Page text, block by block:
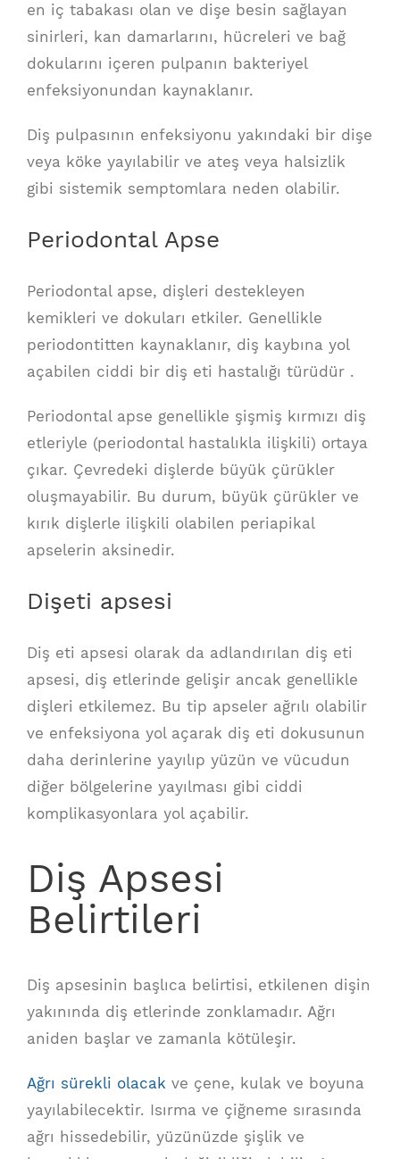
en iç tabakası olan ve dişe besin sağlayan
sinirleri, kan damarlarını, hücreleri ve bağ
dokularını içeren pulpanın bakteriyel
enfeksiyonundan kaynaklanır.
Diş pulpasının enfeksiyonu yakındaki bir dişe
veya köke yayılabilir ve ateş veya halsizlik
gibi sistemik semptomlara neden olabilir.
Periodontal Apse
Periodontal apse, dişleri destekleyen
kemikleri ve dokuları etkiler. Genellikle
periodontitten kaynaklanır, diş kaybına yol
açabilen ciddi bir diş eti hastalığı türüdür .
Periodontal apse genellikle şişmiş kırmızı diş
etleriyle (periodontal hastalıkla ilişkili) ortaya
çıkar. Çevredeki dişlerde büyük çürükler
oluşmayabilir. Bu durum, büyük çürükler ve
kırık dişlerle ilişkili olabilen periapikal
apselerin aksinedir.
Dişeti apsesi
Diş eti apsesi olarak da adlandırılan diş eti
apsesi, diş etlerinde gelişir ancak genellikle
dişleri etkilemez. Bu tip apseler ağrılı olabilir
ve enfeksiyona yol açarak diş eti dokusunun
daha derinlerine yayılıp yüzün ve vücudun
diğer bölgelerine yayılması gibi ciddi
komplikasyonlara yol açabilir.
Diş Apsesi
Belirtileri
Diş apsesinin başlıca belirtisi, etkilenen dişin
yakınında diş etlerinde zonklamadır. Ağrı
aniden başlar ve zamanla kötüleşir.
Ağrı sürekli olacak ve çene, kulak ve boyuna
yayılabilecektir. Isırma ve çiğneme sırasında
ağrı hissedebilir, yüzünüzde şişlik ve